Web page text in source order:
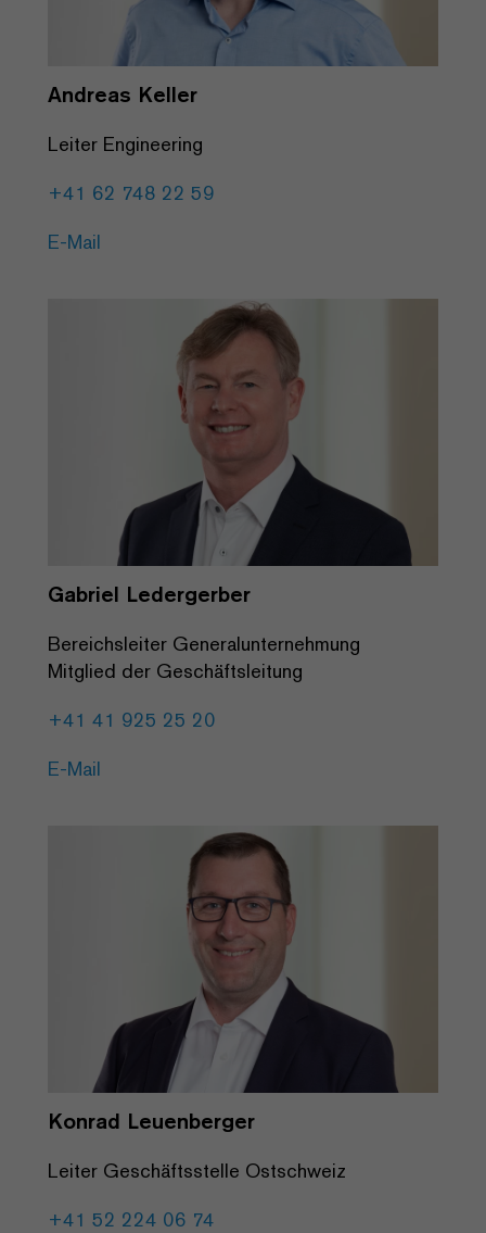
Andreas Keller
Leiter Engineering
+41 62 748 22 59
E-Mail
Gabriel Ledergerber
Bereichsleiter Generalunternehmung
Mitglied der Geschäftsleitung
+41 41 925 25 20
E-Mail
Konrad Leuenberger
Leiter Geschäftsstelle Ostschweiz
+41 52 224 06 74